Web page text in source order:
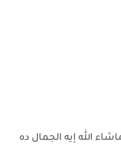
الله إيه الجمال ده